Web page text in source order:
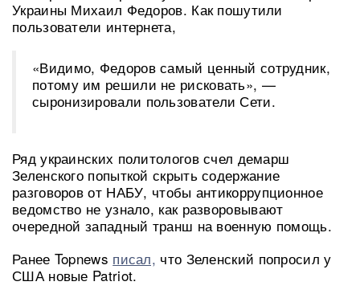
Украины Михаил Федоров. Как пошутили
пользователи интернета,
«Видимо, Федоров самый ценный сотрудник,
потому им решили не рисковать», —
сыронизировали пользователи Сети.
Ряд украинских политологов счел демарш
Зеленского попыткой скрыть содержание
разговоров от НАБУ, чтобы антикоррупционное
ведомство не узнало, как разворовывают
очередной западный транш на военную помощь.
Ранее Topnews писал, что Зеленский попросил у
США новые Patriot.